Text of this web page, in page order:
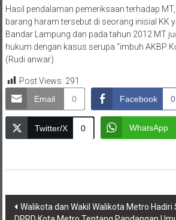
Hasil pendalaman pemeriksaan terhadap
barang haram tersebut di seorang inisial KK
Bandar Lampung dan pada tahun 2012 MT
hukum dengan kasus serupa “imbuh AKBP
(Rudi anwar)
Post Views: 291
Email
0 Facebook 0
Twitter/X 0 WhatsApp
Navigasi
Walikota dan Wakil Walikota Metro Hadiri